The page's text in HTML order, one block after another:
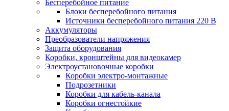
Бесперебойное питание
Блоки бесперебойного питания
Источники бесперебойного питания 220 В
Аккумуляторы
Преобразователи напряжения
Защита оборудования
Коробки, кронштейны для видеокамер
Электроустановочные коробки
Коробки электро-монтажные
Подрозетники
Коробки для кабель-канала
Коробки огнестойкие